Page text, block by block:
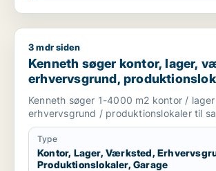
Kenneth søger kontor, lager, værksted,
3 mdr siden
Kenneth søger kontor, lager,
erhvervsgrund,
garage til salg i Ruds Vedby,
eller Stenlille m.fl.
Kenneth søger 1-4000 m2 kontor /
erhvervsgrund / produktionslokaler til
Type
Kontor, Lager, Værksted,
Produktionslokaler, Garage